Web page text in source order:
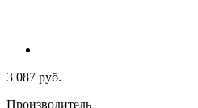
3 087 руб.
Производитель